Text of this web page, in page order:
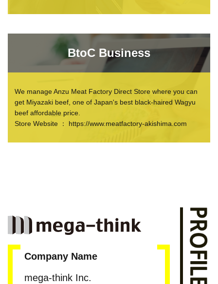
BtoC Business
We manage Anzu Meat Factory Direct Store where you can
get Miyazaki beef, one of Japan's best black-haired Wagyu
beef affordable price.
Store Website ： https://www.meatfactory-akishima.com
Company Name
mega-think Inc.